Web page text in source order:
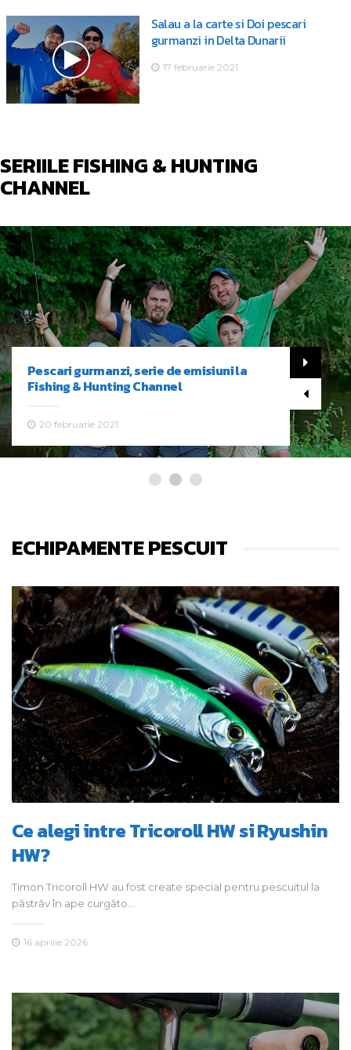
Salau a la carte si Doi pescari
gurmanzi in Delta Dunarii
17 februarie 2021
SERIILE FISHING & HUNTING
CHANNEL
Pescari gurmanzi, serie de emisiuni la
Fishing & Hunting Channel
20 februarie 2021
ECHIPAMENTE PESCUIT
Ce alegi intre Tricoroll HW si Ryushin
HW?
Timon Tricoroll HW au fost create special pentru pescuitul la
păstrăv în ape curgăto…
16 aprilie 2026